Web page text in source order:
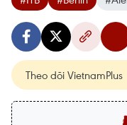
Theo dõi VietnamPlus